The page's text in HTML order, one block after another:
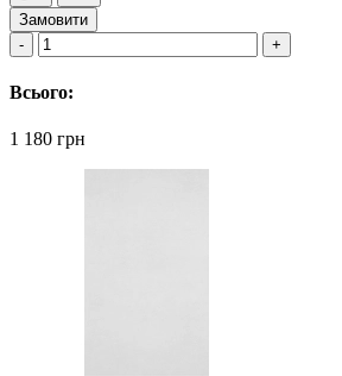
Замовити
Всього:
1 180 грн